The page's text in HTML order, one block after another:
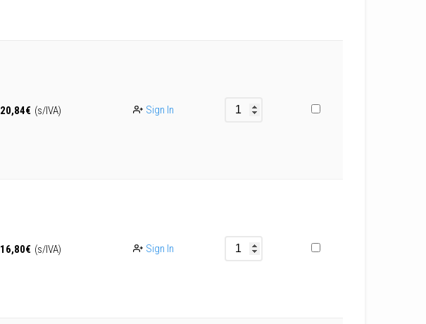
20,84€ (s/IVA) Sign In
16,80€ (s/IVA) Sign In